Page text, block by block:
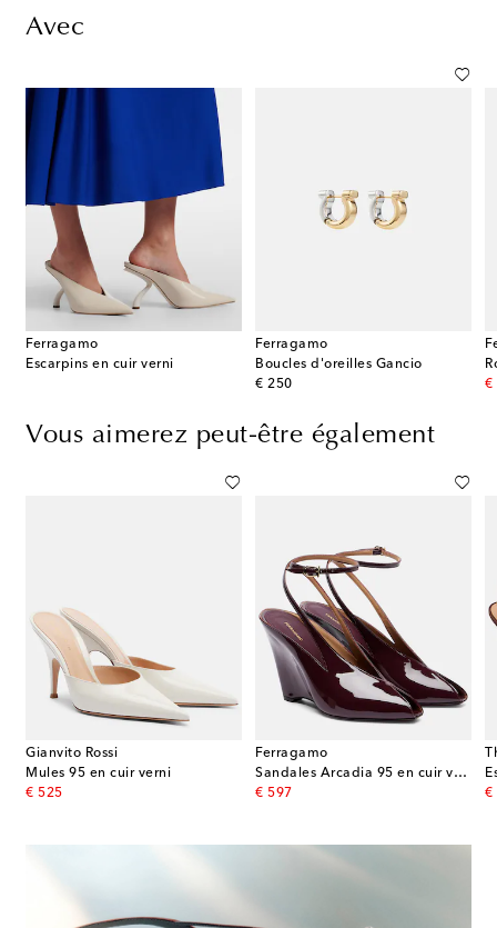
Avec
Ferragamo
Escarpins en cuir verni
Ferragamo
Boucles d'oreilles Gancio
€ 250
original price
€
Vous aimerez peut-être également
Gianvito Rossi
Mules 95 en cuir verni
€ 525
original price
Ferragamo
Sandales Arcadia 95 en cuir verni
€ 597
original price
€